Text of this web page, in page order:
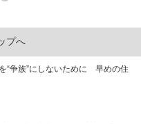
プへ
“争族”にしないために 早めの住